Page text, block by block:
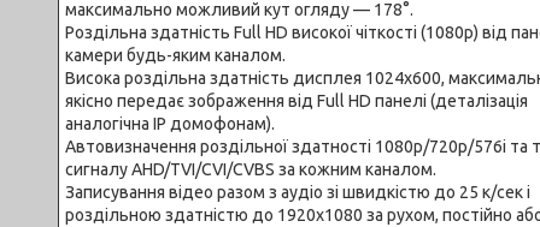
максимально можливий кут огляду — 178°.
Роздільна здатність Full HD високої чіткості (1080p) від
камери будь-яким каналом.
Висока роздільна здатність дисплея 1024х600,
якісно передає зображення від Full HD панелі (деталізація
аналогічна IP домофонам).
Автовизначення роздільної здатності 1080p/720p/576i та
сигналу AHD/TVI/CVI/CVBS за кожним каналом.
Записування відео разом з аудіо зі швидкістю до 25 к/сек і
роздільною здатністю до 1920х1080 за рухом, постійно